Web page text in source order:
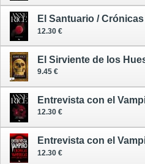
El Santuario /
12.30 €
El Sirviente de los
9.45 €
12.30 €
12.30 €